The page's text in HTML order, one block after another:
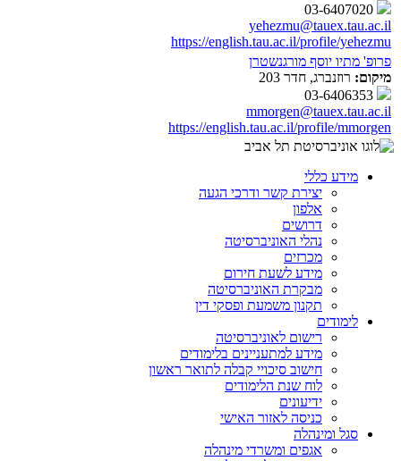
yehezmu@tauex.tau.ac.il
https://english.tau.ac.il/profile/yehezmu
פרופ' מתיו יוסף מורגנשטרן
מיקום: רוזנברג, חדר 203
mmorgen@tauex.tau.ac.il
https://english.tau.ac.il/profile/mmorgen
מידע כללי
יצירת קשר ודרכי הגעה
אלפון
דרושים
נהלי האוניברסיטה
מכרזים
מידע לשעת חירום
מבקרת האוניברסיטה
תקנון משמעת ופסקי דין
לימודים
רישום לאוניברסיטה
מידע למתעניינים בלימודים
חישוב סיכויי קבלה לתואר ראשון
לוח שנת הלימודים
ידיעונים
כניסה לאזור האישי
סגל ומינהלה
אגפים ומשרדי מינהלה